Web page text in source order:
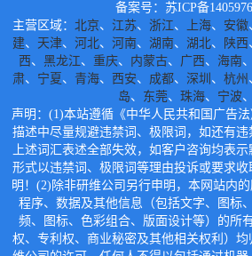
备案号：苏ICP备
主营区域： 北京、 江苏、 浙江、 上海、 安徽
建、 天津、 河北、 河南、 湖南、 湖北、 陕西
西、 黑龙江、 重庆、 内蒙古、 广西、 海南、
肃、 宁夏 、 青海、 西安、 成都、 深圳 、 杭州
岛、 东莞、 珠海、 宁波、
声明：(1)本站遵循《中华人民共和国广告
描述中尽量规避违禁词、极限词，如还有
上述词汇表述全部失效，如客户咨询均表
形式以违禁词、极限词等理由投诉或要求
明！(2)除非研维公司另行申明，本网站内的
程序、数据及其他信息（包括文字、图标
频、图标、色彩组合、版面设计等）的所
权、专利权、商业秘密及其他相关权利）